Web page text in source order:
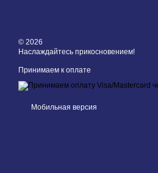
© 2026
Наслаждайтесь прикосновением!
Принимаем к оплате
Мобильная версия